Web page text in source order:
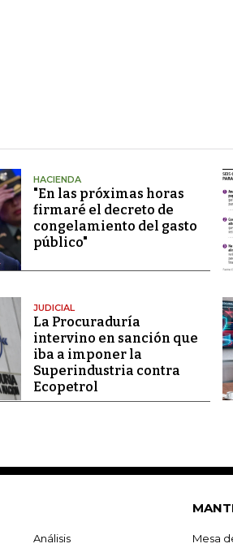
HACIENDA
"En las próximas horas
firmaré el decreto de
congelamiento del gasto
público"
JUDICIAL
La Procuraduría
intervino en sanción que
iba a imponer la
Superindustria contra
Ecopetrol
Análisis Mesa